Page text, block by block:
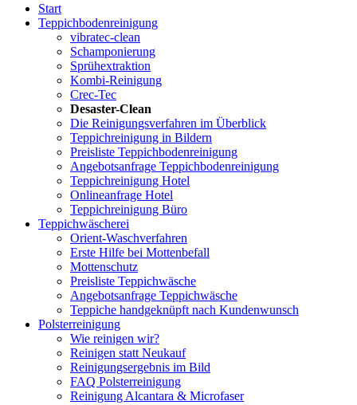
Start
Teppichbodenreinigung
vibratec-clean
Schamponierung
Sprühextraktion
Kombi-Reinigung
Crec-Tec
Desaster-Clean
Die Reinigungsverfahren im Überblick
Teppichreinigung in Bildern
Preisliste Teppichbodenreinigung
Angebotsanfrage Teppichbodenreinigung
Teppichreinigung Hotel
Onlineanfrage Hotel
Teppichreinigung Büro
Teppichwäscherei
Orient-Waschverfahren
Erste Hilfe bei Mottenbefall
Mottenschutz
Preisliste Teppichwäsche
Angebotsanfrage Teppichwäsche
Teppiche handgeknüpft nach Kundenwunsch
Polsterreinigung
Wie reinigen wir?
Reinigen statt Neukauf
Reinigungsergebnis im Bild
FAQ Polsterreinigung
Reinigung Alcantara & Microfaser